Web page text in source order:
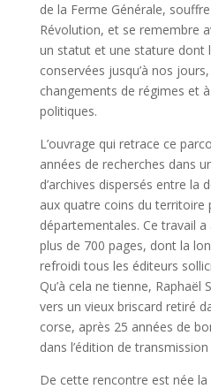
de la Ferme Générale,
Révolution, et se remembre
un statut et une stature dont
conservées jusqu’à nos
changements de régimes et
politiques.
L’ouvrage qui retrace ce
années de recherches dans
d’archives dispersés entre la
aux quatre coins du territoire
départementales. Ce travail
plus de 700 pages, dont la
refroidi tous les éditeurs
Qu’à cela ne tienne, Raphaël
vers un vieux briscard retiré
corse, après 25 années de
dans l’édition de
De cette rencontre est née la